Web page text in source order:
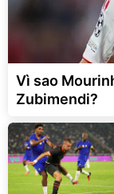
Vì sao
Zubimendi?